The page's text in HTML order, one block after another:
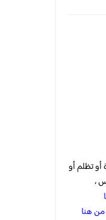
أو تظلم أو
،
من هنا